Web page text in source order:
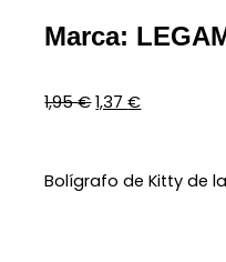
Marca:
1,95€precio
1,95 €.
1,37€precio
1,37 €.
Bolígrafo de Kitty de